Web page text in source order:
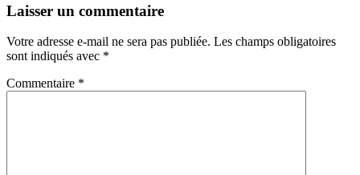
Laisser un commentaire
Votre adresse e-mail ne sera pas publiée. Les champs obligatoires
sont indiqués avec *
Commentaire *